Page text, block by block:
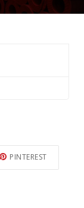
PINTEREST